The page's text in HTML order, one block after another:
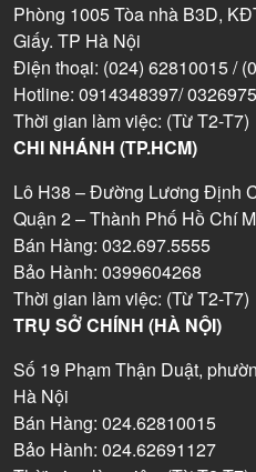
Phòng 1005 Tòa nhà B3D,
Giấy. TP Hà Nội
Điện thoại: (024) 62810015 /
Hotline: 0914348397/
Thời gian làm việc: (Từ T2-T7)
CHI NHÁNH (TP.HCM)
Lô H38 – Đường Lương Định
Quận 2 – Thành Phố Hồ Chí
Bán Hàng: 032.697.5555
Bảo Hành: 0399604268
Thời gian làm việc: (Từ T2-T7)
TRỤ SỞ CHÍNH (HÀ NỘI)
Số 19 Phạm Thận Duật,
Hà Nội
Bán Hàng: 024.62810015
Bảo Hành: 024.62691127